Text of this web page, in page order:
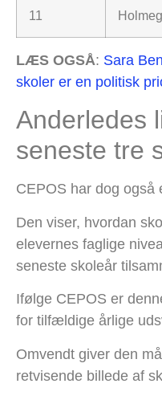
11
LÆS OGSÅ: Sara
skoler er en politisk
Anderledes
seneste tre
CEPOS har dog også
Den viser, hvordan
elevernes faglige
seneste skoleår
Ifølge CEPOS er
for tilfældige årlige
Omvendt giver den
retvisende billede af